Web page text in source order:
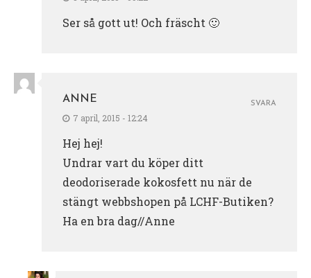
Ser så gott ut! Och fräscht 🙂
ANNE
7 april, 2015 - 12:24
Hej hej!
Undrar vart du köper ditt
deodoriserade kokosfett nu när de
stängt webbshopen på LCHF-Butiken?
Ha en bra dag//Anne
SVARA